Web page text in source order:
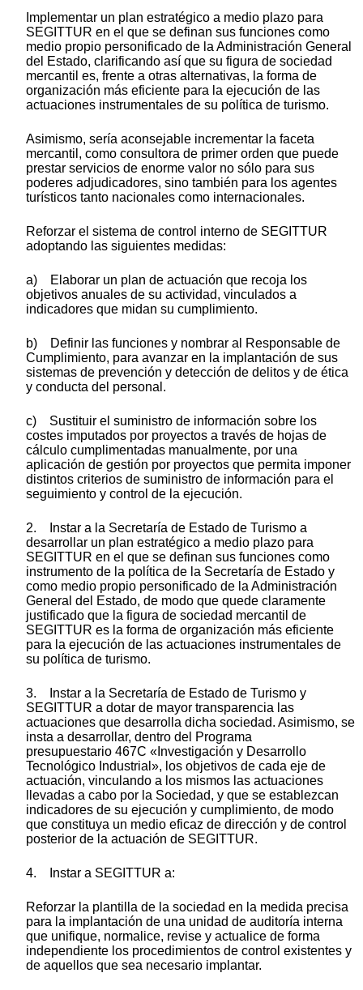
Implementar un plan estratégico a medio plazo para
SEGITTUR en el que se definan sus funciones como
medio propio personificado de la Administración General
del Estado, clarificando así que su figura de sociedad
mercantil es, frente a otras alternativas, la forma de
organización más eficiente para la ejecución de las
actuaciones instrumentales de su política de turismo.
Asimismo, sería aconsejable incrementar la faceta
mercantil, como consultora de primer orden que puede
prestar servicios de enorme valor no sólo para sus
poderes adjudicadores, sino también para los agentes
turísticos tanto nacionales como internacionales.
Reforzar el sistema de control interno de SEGITTUR
adoptando las siguientes medidas:
a) Elaborar un plan de actuación que recoja los
objetivos anuales de su actividad, vinculados a
indicadores que midan su cumplimiento.
b) Definir las funciones y nombrar al Responsable de
Cumplimiento, para avanzar en la implantación de sus
sistemas de prevención y detección de delitos y de ética
y conducta del personal.
c) Sustituir el suministro de información sobre los
costes imputados por proyectos a través de hojas de
cálculo cumplimentadas manualmente, por una
aplicación de gestión por proyectos que permita imponer
distintos criterios de suministro de información para el
seguimiento y control de la ejecución.
2. Instar a la Secretaría de Estado de Turismo a
desarrollar un plan estratégico a medio plazo para
SEGITTUR en el que se definan sus funciones como
instrumento de la política de la Secretaría de Estado y
como medio propio personificado de la Administración
General del Estado, de modo que quede claramente
justificado que la figura de sociedad mercantil de
SEGITTUR es la forma de organización más eficiente
para la ejecución de las actuaciones instrumentales de
su política de turismo.
3. Instar a la Secretaría de Estado de Turismo y
SEGITTUR a dotar de mayor transparencia las
actuaciones que desarrolla dicha sociedad. Asimismo, se
insta a desarrollar, dentro del Programa
presupuestario 467C «Investigación y Desarrollo
Tecnológico Industrial», los objetivos de cada eje de
actuación, vinculando a los mismos las actuaciones
llevadas a cabo por la Sociedad, y que se establezcan
indicadores de su ejecución y cumplimiento, de modo
que constituya un medio eficaz de dirección y de control
posterior de la actuación de SEGITTUR.
4. Instar a SEGITTUR a:
Reforzar la plantilla de la sociedad en la medida precisa
para la implantación de una unidad de auditoría interna
que unifique, normalice, revise y actualice de forma
independiente los procedimientos de control existentes y
de aquellos que sea necesario implantar.